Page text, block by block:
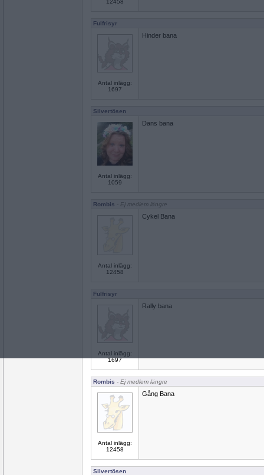
12458
Fulfrisyr
Antal inlägg:
1697
Hinder bana
Silvertösen
Antal inlägg:
1059
Dans bana
Rombis - Ej medlem längre
Antal inlägg:
12458
Cykel Bana
Fulfrisyr
Antal inlägg:
1697
Rally bana
Rombis - Ej medlem längre
Antal inlägg:
12458
Gång Bana
Silvertösen